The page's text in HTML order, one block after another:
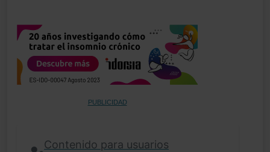
PUBLICIDAD
Contenido para usuarios